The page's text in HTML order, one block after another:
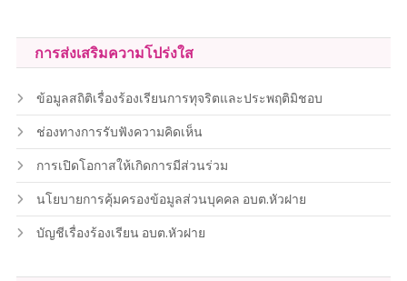
การส่งเสริมความโปร่งใส
ข้อมูลสถิติเรื่องร้องเรียนการทุจริตและประพฤติมิชอบ
ช่องทางการรับฟังความคิดเห็น
การเปิดโอกาสให้เกิดการมีส่วนร่วม
นโยบายการคุ้มครองข้อมูลส่วนบุคคล อบต.หัวฝาย
บัญชีเรื่องร้องเรียน อบต.หัวฝาย